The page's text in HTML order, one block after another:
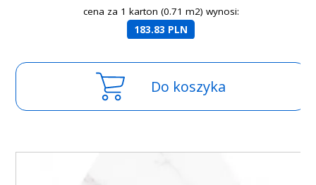
cena za 1 karton (0.71 m2) wynosi:
183.83 PLN
Do koszyka